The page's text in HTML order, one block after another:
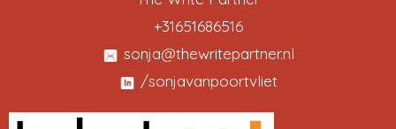
+31651686516
sonja@thewritepartner.nl
/sonjavanpoortvliet